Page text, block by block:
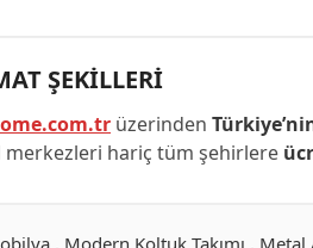
ŞEKİLLERİ
üzerinden
merkezleri hariç tüm şehirlere
, Modern Koltuk Takımı , Metal